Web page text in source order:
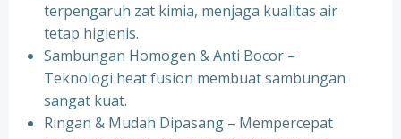
terpengaruh zat kimia, menjaga kualitas air
tetap higienis.
⁠Sambungan Homogen & Anti Bocor –
Teknologi heat fusion membuat sambungan
sangat kuat.
⁠Ringan & Mudah Dipasang – Mempercepat